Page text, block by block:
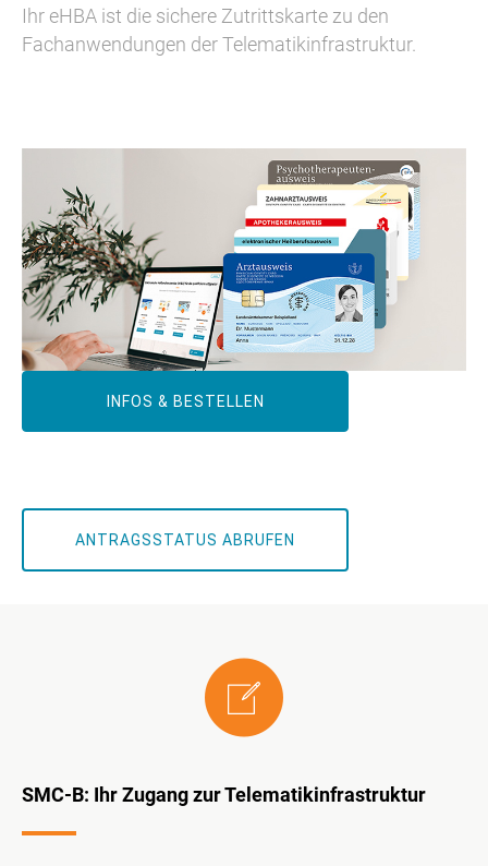
Ihr eHBA ist die sichere Zutrittskarte zu den
Fachanwendungen der Telematikinfrastruktur.
INFOS & BESTELLEN
ANTRAGSSTATUS ABRUFEN
SMC-B: Ihr Zugang zur Telematikinfrastruktur